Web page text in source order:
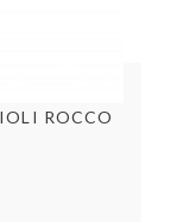
ROCCO